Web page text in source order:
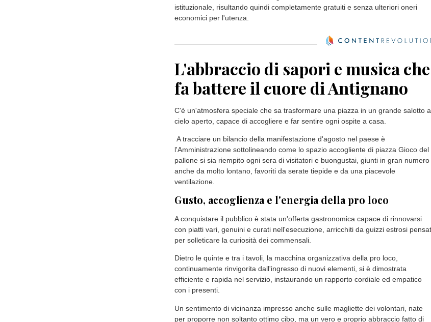
operativo sarà il consultorio familiare dell'Asl in via Conte Verde, che metterà a
disposizione i propri spazi e le proprie operatrici. L'ente sanitario, rappresentato
e l'attivazione dei percorsi, siano essi individuali o di gruppo, creando un
Dal canto suo l'amministrazione, guidata dal sindaco Maurizio Rasero
, agirà
attraverso il settorePolitiche socialimettendo in campo i propri operatori
dell'area socio sanitaria per la co-conduzione e il coordinamento delle attività.
Sarà inoltre fondamentale il supporto per informare dettagliatamente le famiglie
e collaborare alla produzione di materiale accessibile tramite la Comunicazione
istituzionale, risultando quindi completamente gratuiti e senza ulteriori oneri
economici per l'utenza.
L'abbraccio di sapori e musica che
fa battere il cuore di Antignano
C'è un'atmosfera speciale che sa trasformare una piazza in un grande salotto a
cielo aperto, capace di accogliere e far sentire ogni ospite a casa.
A tracciare un bilancio della manifestazione d'agosto nel paese è
l'Amministrazione sottolineando come lo spazio accogliente di piazza Gioco del
pallone si sia riempito ogni sera di visitatori e buongustai, giunti in gran numero
anche da molto lontano, favoriti da serate tiepide e da una piacevole